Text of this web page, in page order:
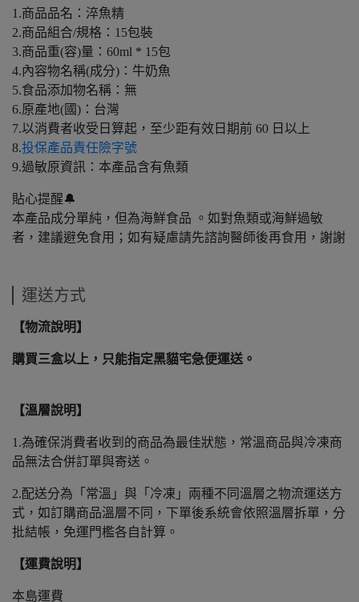
1.商品品名：淬魚精
2.商品組合/規格：15包裝
3.商品重(容)量：60ml * 15包
4.內容物名稱(成分)：牛奶魚
5.食品添加物名稱：無
6.原產地(國)：台灣
7.以消費者收受日算起，至少距有效日期前 60 日以上
8.投保產品責任險字號
9.過敏原資訊：本產品含有魚類
貼心提醒🔔
本產品成分單純，但為海鮮食品 。如對魚類或海鮮過敏
者，建議避免食用；如有疑慮請先諮詢醫師後再食用，謝謝
運送方式
【物流說明】
購買三盒以上，只能指定黑貓宅急便運送。
【溫層說明】
1.為確保消費者收到的商品為最佳狀態，常溫商品與冷凍商
品無法合併訂單與寄送。
2.配送分為「常溫」與「冷凍」兩種不同溫層之物流運送方
式，如訂購商品溫層不同，下單後系統會依照溫層拆單，分
批結帳，免運門檻各自計算。
【運費說明】
本島運費